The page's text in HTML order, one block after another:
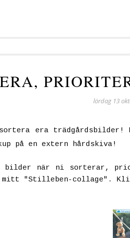
lördag 13
era trädgårdsbilder!
på en extern hårdskiva!
bilder när ni sorterar,
i mitt "Stilleben-collage".